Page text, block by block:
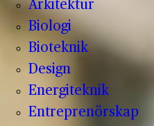
Arkitektur
Biologi
Bioteknik
Design
Energiteknik
Entreprenörskap